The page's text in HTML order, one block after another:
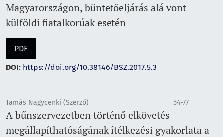
Magyarországon, büntetőeljárás alá vont
külföldi fiatalkorúak esetén
PDF
DOI: https://doi.org/10.38146/BSZ.2017.5.3
Tamás Nagycenki (Szerző) 54-77
A bűnszervezetben történő elkövetés
megállapíthatóságának ítélkezési gyakorlata a